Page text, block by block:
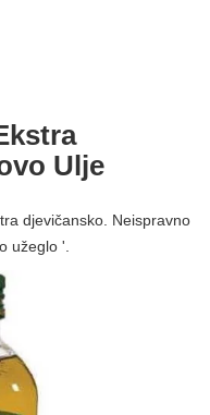
Ulje
djevičansko. Neispravno
užeglo '.